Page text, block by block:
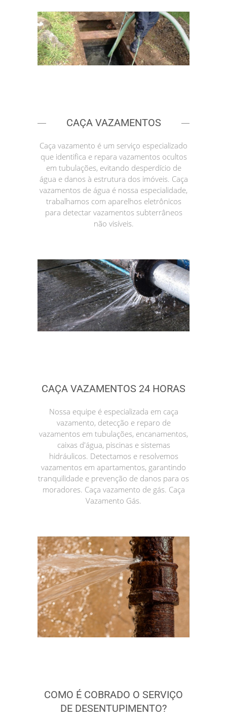
CAÇA VAZAMENTOS
Caça vazamento é um serviço especializado
que identifica e repara vazamentos ocultos
em tubulações, evitando desperdício de
água e danos à estrutura dos imóveis. Caça
vazamentos de água é nossa especialidade,
trabalhamos com aparelhos eletrônicos
para detectar vazamentos subterrâneos
não visíveis.
CAÇA VAZAMENTOS 24 HORAS
Nossa equipe é especializada em caça
vazamento, detecção e reparo de
vazamentos em tubulações, encanamentos,
caixas d'água, piscinas e sistemas
hidráulicos. Detectamos e resolvemos
vazamentos em apartamentos, garantindo
tranquilidade e prevenção de danos para os
moradores. Caça vazamento de gás. Caça
Vazamento Gás.
COMO É COBRADO O SERVIÇO
DE DESENTUPIMENTO?